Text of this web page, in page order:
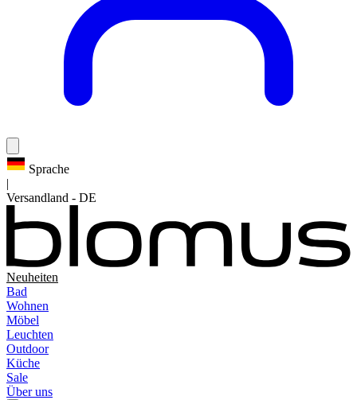
Sprache
|
Versandland - DE
Neuheiten
Bad
Wohnen
Möbel
Leuchten
Outdoor
Küche
Sale
Über uns